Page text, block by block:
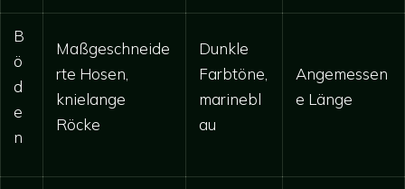
B
ö
d
e
n
Maßgeschneide
rte Hosen,
knielange
Röcke
Dunkle
Farbtöne,
marinebl
au
Angemessen
e Länge